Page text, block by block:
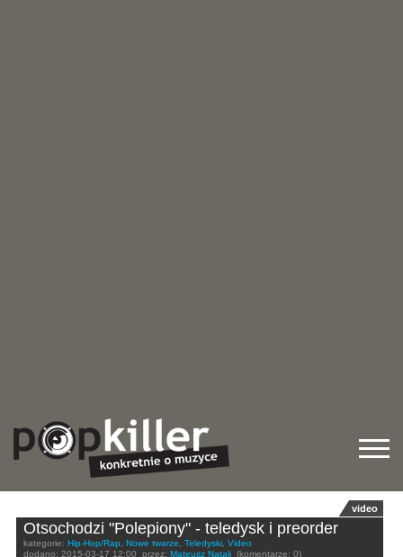
video
Otsochodzi "Polepiony" - teledysk i preorder
kategorie: Hip-Hop/Rap, Nowe twarze, Teledyski, Video
dodano: 2015-03-17 12:00 przez: Mateusz Natali (komentarze: 0)